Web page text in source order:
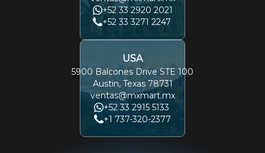
+52 33 2920 2021
+52 33 3271 2247
USA
5900 Balcones Drive STE 100
Austin, Texas 78731
ventas@mxmart.mx
+52 33 2915 5133
+1 737-320-2377